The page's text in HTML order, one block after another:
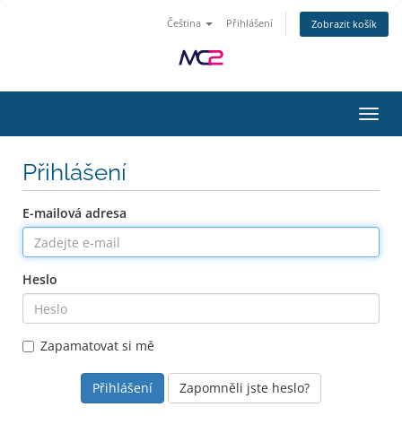
Čeština Přihlášení Zobrazit košík
Přihlášení
E-mailová adresa
Heslo
Zapamatovat si mě
Zapomněli jste heslo?